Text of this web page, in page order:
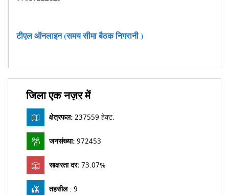
टीएल ऑनलाइन (समय सीमा बैठक निगरानी )
जिला एक नज़र में
क्षेत्रफल: 237559 हेक्ट.
जनसंख्या:972453
साक्षरता दर:73.07%
तहसील: 9